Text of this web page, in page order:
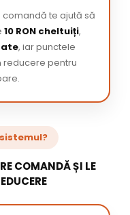
comandă te ajută să
10 RON cheltuiți,
, iar punctele
reducere pentru
COMANDĂ ȘI LE